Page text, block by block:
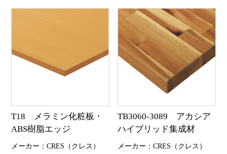
T18 メラミン化粧板・
ABS樹脂エッジ
メーカー：CRES（クレス）
TB3060-3089 アカシア
ハイブリッド集成材
メーカー：CRES（クレス）